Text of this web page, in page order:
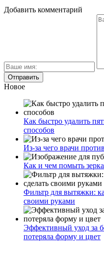
Добавить комментарий
Новое
Как быстро удалить
способов
Из-за чего врачи
Как и чем помыть
Фильтр для вытяжки:
своими руками
Эффективный уход за
потеряла форму и цвет